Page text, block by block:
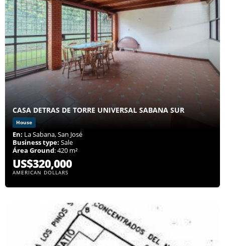
CASA DETRAS DE TORRE UNIVERSAL SABANA SUR
House
En: La Sabana, San José
Business type: Sale
Área Ground: 420 m²
US$320,000
AMERICAN DOLLARS